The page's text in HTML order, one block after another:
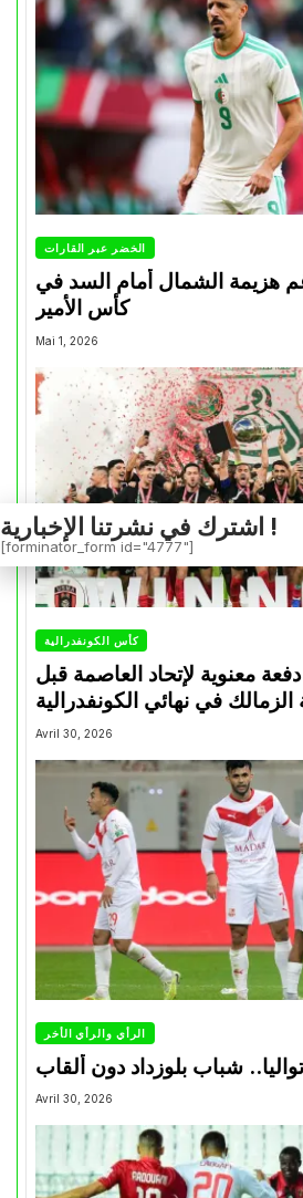
الخضر عبر القارات
هزيمة الشمال أمام السد في
كأس الأمير
Mai 1, 2026
كأس الكونفدرالية
معنوية لإتحاد العاصمة قبل
في نهائي الكونفدرالية
Avril 30, 2026
الرأي والرأي الأخر
شباب بلوزداد دون ألقاب
Avril 30, 2026
اشترك في نشرتنا الإخبارية !
[forminator_form id="4777"]